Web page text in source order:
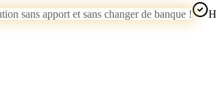
sans apport et sans changer de banque !